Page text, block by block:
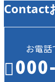
Contact
お電